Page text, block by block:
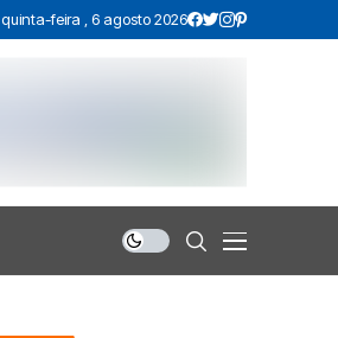
quinta-feira , 6 agosto 2026